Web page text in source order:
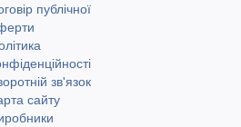
публічної
зв'язок
сайту